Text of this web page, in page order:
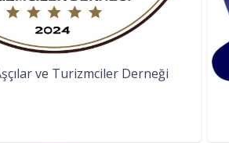
ve Turizmciler Derneği